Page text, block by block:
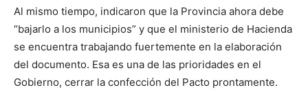
Al mismo tiempo, indicaron que la Provincia ahora debe
“bajarlo a los municipios” y que el ministerio de Hacienda
se encuentra trabajando fuertemente en la elaboración
del documento. Esa es una de las prioridades en el
Gobierno, cerrar la confección del Pacto prontamente.